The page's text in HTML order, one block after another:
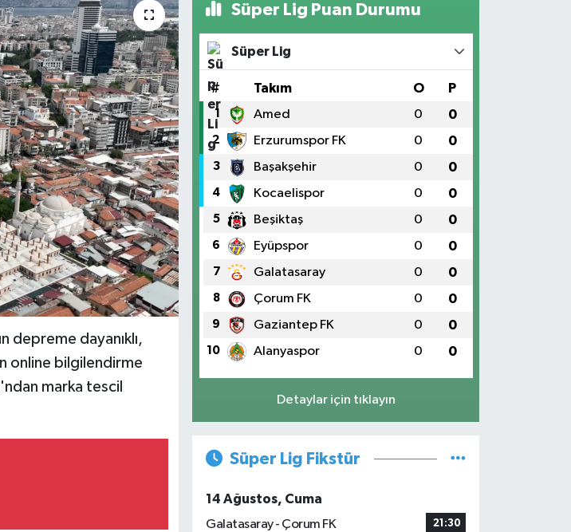
depreme dayanıklı,
online bilgilendirme
marka tescil
Süper Lig Puan Durumu
Süper Lig
# Takım O P
1 Amed 0 0
2 Erzurumspor FK 0 0
3 Başakşehir 0 0
4 Kocaelispor 0 0
5 Beşiktaş 0 0
6 Eyüpspor 0 0
7 Galatasaray 0 0
8 Çorum FK 0 0
9 Gaziantep FK 0 0
10 Alanyaspor 0 0
Detaylar için tıklayın
Süper Lig Fikstür
14 Ağustos, Cuma
Galatasaray - Çorum FK
21:30